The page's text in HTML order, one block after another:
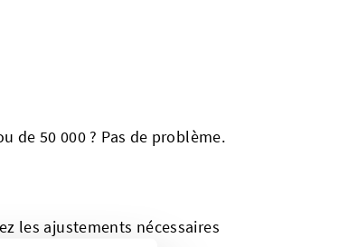
de 50 000 ? Pas de problème.
les ajustements nécessaires